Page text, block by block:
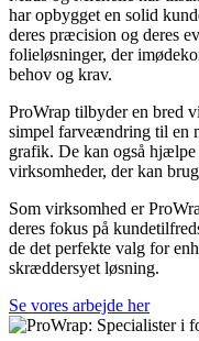
har opbygget en solid
deres præcision og deres
folieløsninger, der
behov og krav.
ProWrap tilbyder en bred
simpel farveændring til en
grafik. De kan også hjælpe
virksomheder, der kan
Som virksomhed er
deres fokus på
de det perfekte valg for
skræddersyet løsning.
Se vores arbejde her